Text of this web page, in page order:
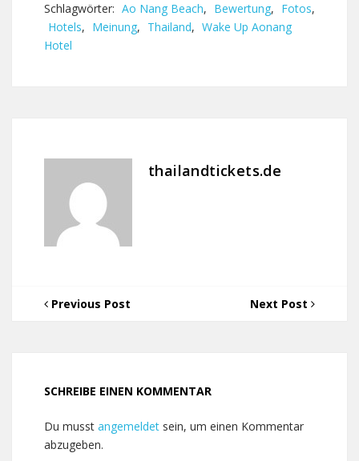
Schlagwörter: Ao Nang Beach, Bewertung, Fotos,
Hotels, Meinung, Thailand, Wake Up Aonang
Hotel
thailandtickets.de
Previous Post Next Post
SCHREIBE EINEN KOMMENTAR
Du musst angemeldet sein, um einen Kommentar
abzugeben.